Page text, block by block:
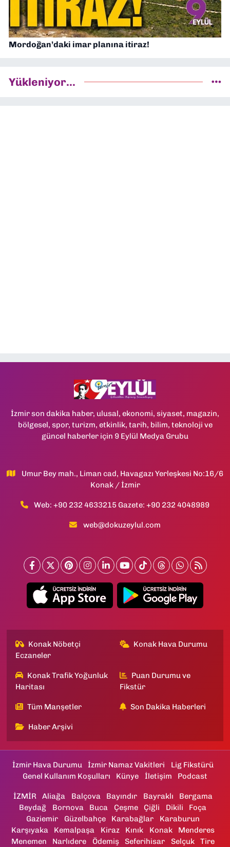
Mordoğan’daki imar planına itiraz!
Yükleniyor...
İzmir son dakika haber, ulusal, ekonomi, siyaset, magazin,
bölgesel, spor, turizm, etkinlik, tarih, bilim, teknoloji ve
güncel haberler için 9 Eylül Medya Grubu
Umur Bey mah., Liman cad, Havagazı Yerleşkesi No:16/6
Konak / İzmir
Web: +90 232 4633215 Gazete: +90 232 4048989
web@dokuzeylul.com
Konak Nöbetçi
Eczaneler
Konak Hava Durumu
Konak Trafik Yoğunluk
Haritası
Puan Durumu ve
Fikstür
Tüm Manşetler Son Dakika Haberleri
Haber Arşivi
İzmir Hava Durumu İzmir Namaz Vakitleri
Lig Fikstürü
Genel Kullanım Koşulları
Künye İletişim Podcast
İZMİR Aliağa Balçova Bayındır Bayraklı
Bergama
Beydağ
Bornova Buca Çeşme Çiğli Dikili
Foça
Gaziemir
Güzelbahçe Karabağlar
Karaburun
Karşıyaka
Kemalpaşa Kiraz Kınık Konak
Menderes
Menemen
Narlıdere Ödemiş Seferihisar Selçuk Tire